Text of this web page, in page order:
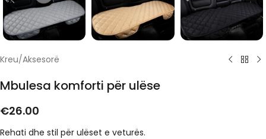
Kreu/Aksesorë
Mbulesa komforti për ulëse
€26.00
Rehati dhe stil për ulëset e veturës.